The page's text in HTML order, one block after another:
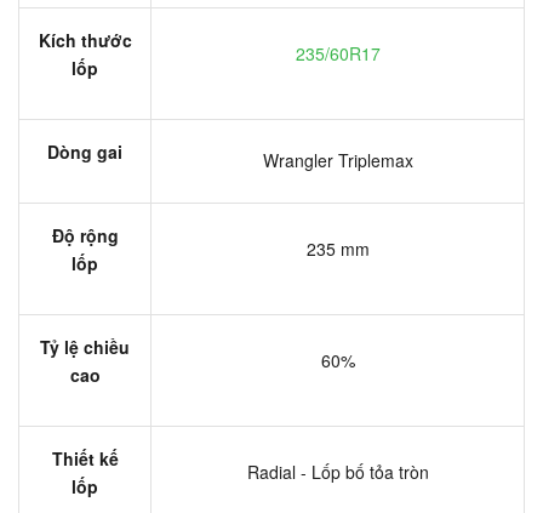
Kích thước
lốp
235/60R17
Dòng gai Wrangler Triplemax
Độ rộng
lốp
235 mm
Tỷ lệ chiều
cao
60%
Thiết kế
lốp
Radial - Lốp bố tỏa tròn